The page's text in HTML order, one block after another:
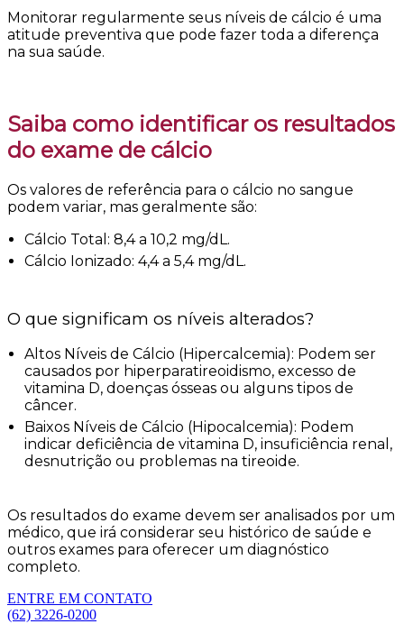
Monitorar regularmente seus níveis de cálcio é uma
atitude preventiva que pode fazer toda a diferença
na sua saúde.
Saiba como identificar os resultados
do exame de cálcio
Os valores de referência para o cálcio no sangue
podem variar, mas geralmente são:
Cálcio Total: 8,4 a 10,2 mg/dL.
Cálcio Ionizado: 4,4 a 5,4 mg/dL.
O que significam os níveis alterados?
Altos Níveis de Cálcio (Hipercalcemia): Podem ser
causados por hiperparatireoidismo, excesso de
vitamina D, doenças ósseas ou alguns tipos de
câncer.
Baixos Níveis de Cálcio (Hipocalcemia): Podem
indicar deficiência de vitamina D, insuficiência renal,
desnutrição ou problemas na tireoide.
Os resultados do exame devem ser analisados por um
médico, que irá considerar seu histórico de saúde e
outros exames para oferecer um diagnóstico
completo.
ENTRE EM CONTATO
(62) 3226-0200